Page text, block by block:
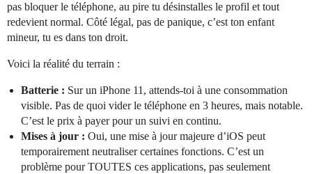
pas bloquer le téléphone, au pire tu désinstalles le profil et tout
redevient normal. Côté légal, pas de panique, c’est ton enfant
mineur, tu es dans ton droit.
Voici la réalité du terrain :
Batterie : Sur un iPhone 11, attends-toi à une consommation
visible. Pas de quoi vider le téléphone en 3 heures, mais notable.
C’est le prix à payer pour un suivi en continu.
Mises à jour : Oui, une mise à jour majeure d’iOS peut
temporairement neutraliser certaines fonctions. C’est un
problème pour TOUTES ces applications, pas seulement